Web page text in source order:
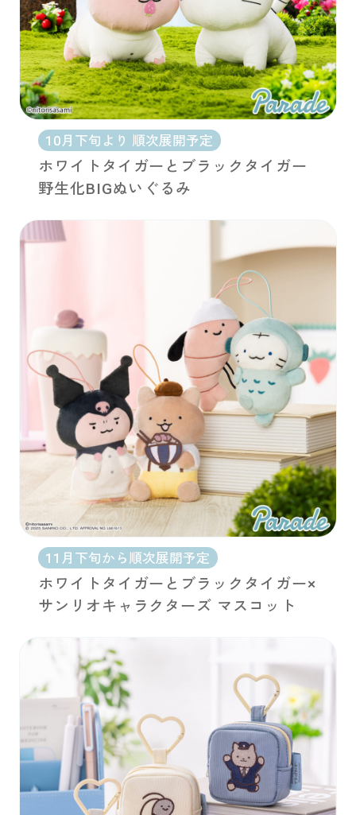
10月下旬より 順次展開予定
ホワイトタイガーとブラックタイガー
野生化BIGぬいぐるみ
11月下旬から順次展開予定
ホワイトタイガーとブラックタイガー×
サンリオキャラクターズ マスコット